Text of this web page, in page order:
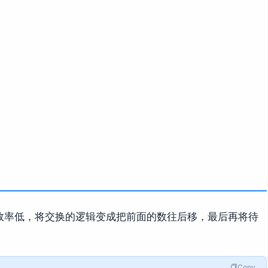
低，将交换的逻辑变成把前面的数往后移，最后再将待